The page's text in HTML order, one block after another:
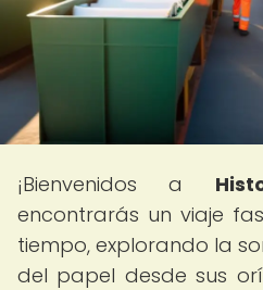
¡Bienvenidos a
encontrarás un viaje
tiempo, explorando la
del papel desde sus